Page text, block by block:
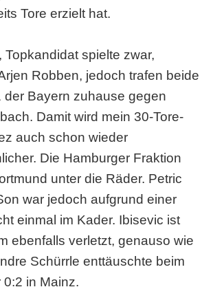
Tore erzielt hat.
Topkandidat spielte zwar,
Robben, jedoch trafen beide
der Bayern zuhause gegen
Damit wird mein 30-Tore-
auch schon wieder
Die Hamburger Fraktion
unter die Räder. Petric
war jedoch aufgrund einer
einmal im Kader. Ibisevic ist
ebenfalls verletzt, genauso wie
Schürrle enttäuschte beim
in Mainz.